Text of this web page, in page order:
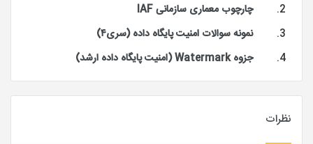
چارچوب معماری سازمانی IAF
نمونه سوالات امنیت پایگاه داده (سری۴)
جزوه Watermark (امنیت پایگاه داده ارشد)
نظرات